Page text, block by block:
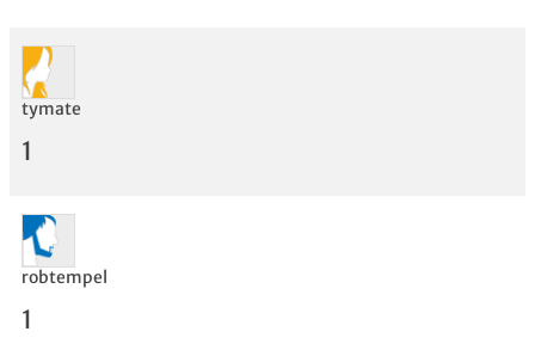
tymate
1
robtempel
1